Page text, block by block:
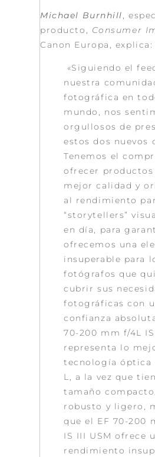
Michael Burnhill,
producto, Consumer
Canon Europa, explica:
«Siguiendo el
nuestra
fotográfica en
mundo, nos
orgullosos de
estos dos nuevos
Tenemos el
ofrecer productos
mejor calidad y
al rendimiento
“storytellers”
en día, para
ofrecemos una
insuperable para
fotógrafos que
cubrir sus
fotográficas con
confianza
70-200 mm f/4L
representa lo
tecnología óptica
L, a la vez que
tamaño
robusto y ligero,
que el EF 70-200
IS III USM ofrece
rendimiento